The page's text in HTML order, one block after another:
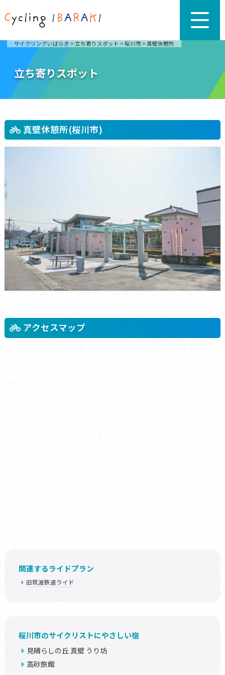
サイクリングいばらき > 立ち寄りスポット > 桜川市 > 真壁休憩所
立ち寄りスポット
真壁休憩所(桜川市)
アクセスマップ
関連するライドプラン
旧筑波鉄道ライド
桜川市のサイクリストにやさしい宿
見晴らしの丘 真壁 うり坊
高砂旅館